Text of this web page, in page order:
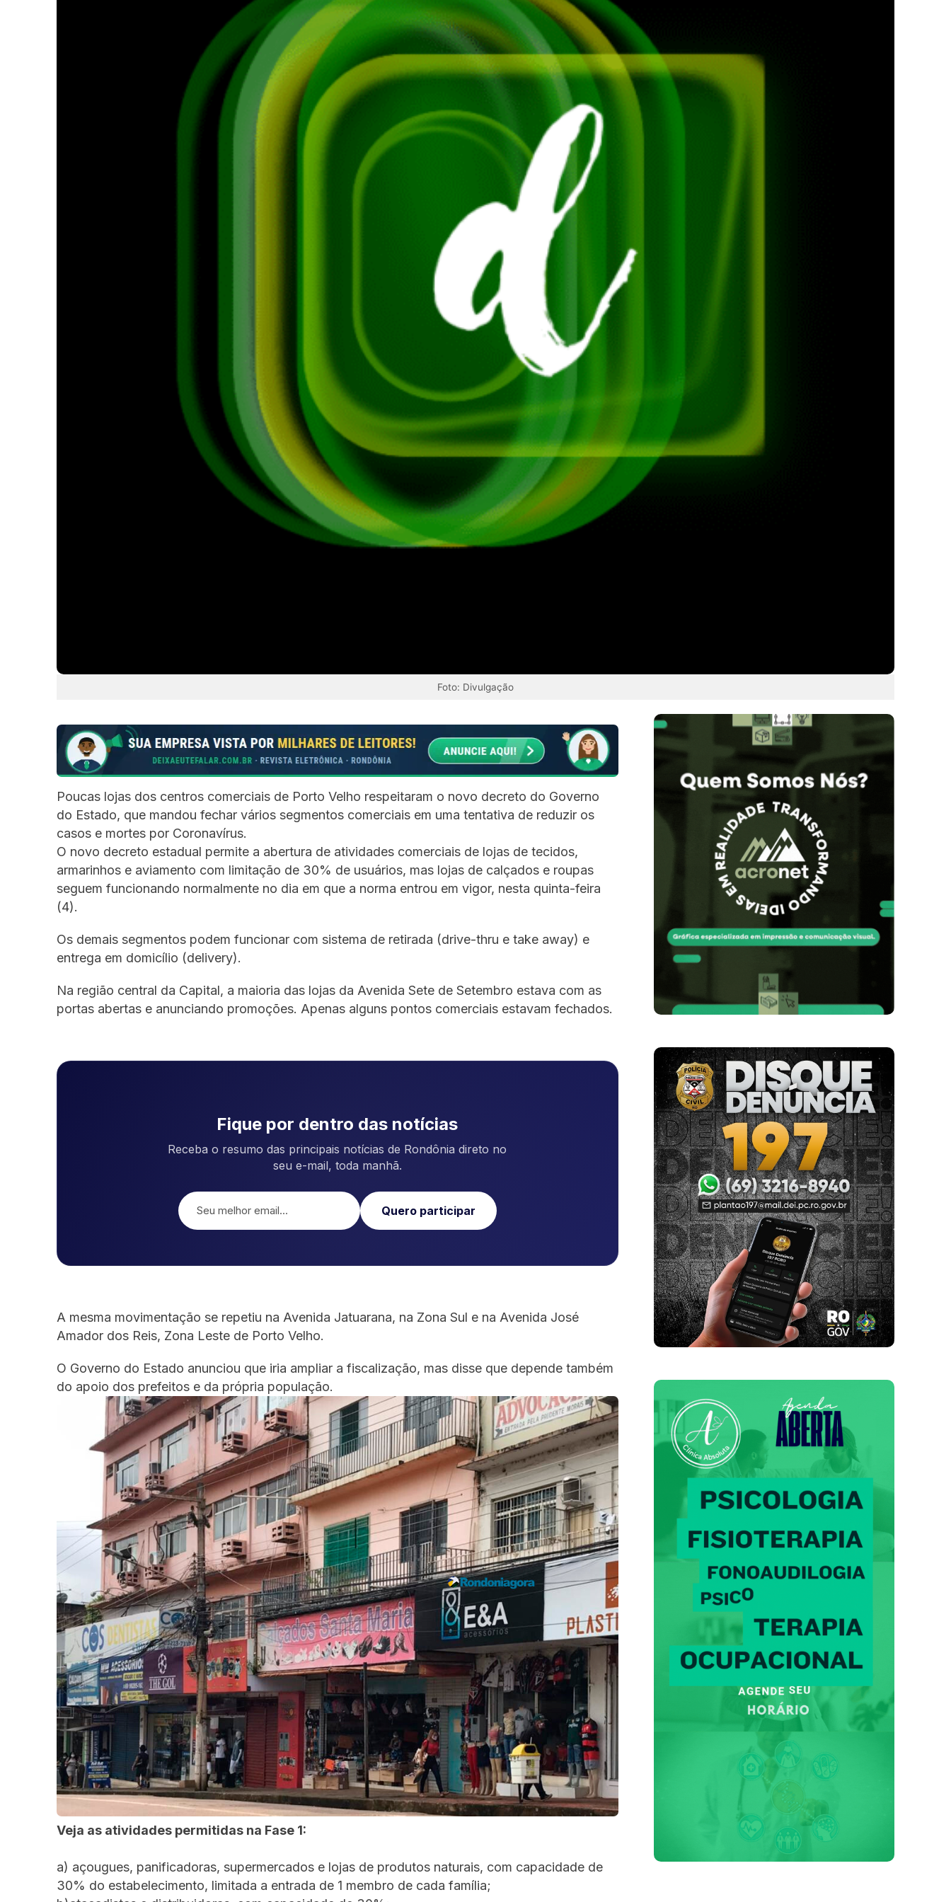
Foto: Divulgação
Poucas lojas dos centros comerciais de Porto Velho respeitaram o novo decreto do Governo
do Estado, que mandou fechar vários segmentos comerciais em uma tentativa de reduzir os
casos e mortes por Coronavírus.
O novo decreto estadual permite a abertura de atividades comerciais de lojas de tecidos,
armarinhos e aviamento com limitação de 30% de usuários, mas lojas de calçados e roupas
seguem funcionando normalmente no dia em que a norma entrou em vigor, nesta quinta-feira
(4).
Os demais segmentos podem funcionar com sistema de retirada (drive-thru e take away) e
entrega em domicílio (delivery).
Na região central da Capital, a maioria das lojas da Avenida Sete de Setembro estava com as
portas abertas e anunciando promoções. Apenas alguns pontos comerciais estavam fechados.
Fique por dentro das notícias
Receba o resumo das principais notícias de Rondônia direto no
seu e-mail, toda manhã.
Quero participar
A mesma movimentação se repetiu na Avenida Jatuarana, na Zona Sul e na Avenida José
Amador dos Reis, Zona Leste de Porto Velho.
O Governo do Estado anunciou que iria ampliar a fiscalização, mas disse que depende também
do apoio dos prefeitos e da própria população.
Veja as atividades permitidas na Fase 1:
a) açougues, panificadoras, supermercados e lojas de produtos naturais, com capacidade de
30% do estabelecimento, limitada a entrada de 1 membro de cada família;